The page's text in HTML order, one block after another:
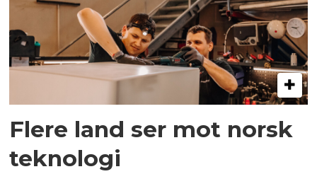
Flere land ser mot norsk
teknologi